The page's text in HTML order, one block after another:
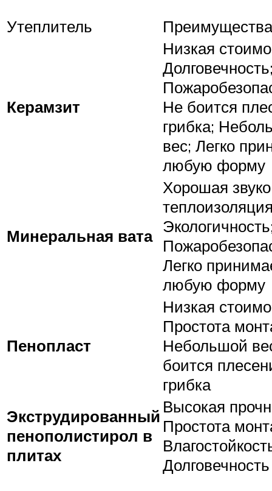
Утеплитель
Преимущества
Керамзит
Низкая
Не боится
грибка;
вес; Легко
любую форму
Минеральная вата
Хорошая
Легко
любую форму
Пенопласт
Низкая
Простота
Небольшой
боится
грибка
Экструдированный
пенополистирол в
плитах
Высокая
Простота
Долговечность